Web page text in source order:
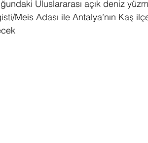
Uluslararası açık deniz
Meis Adası ile Antalya’nın Kaş